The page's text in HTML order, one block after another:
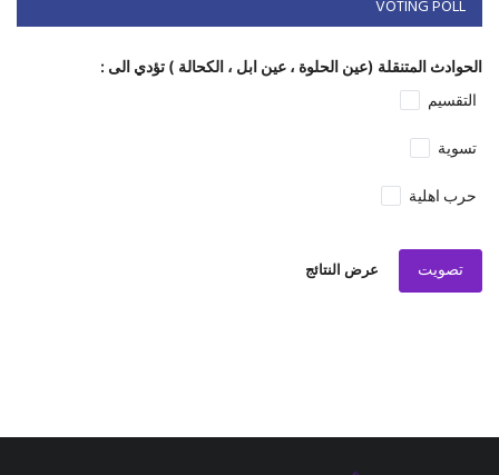
VOTING POLL
الحوادث المتنقلة (عين الحلوة ، عين ابل ، الكحالة ) تؤدي الى :
التقسيم
تسوية
حرب اهلية
تصويت عرض النتائج